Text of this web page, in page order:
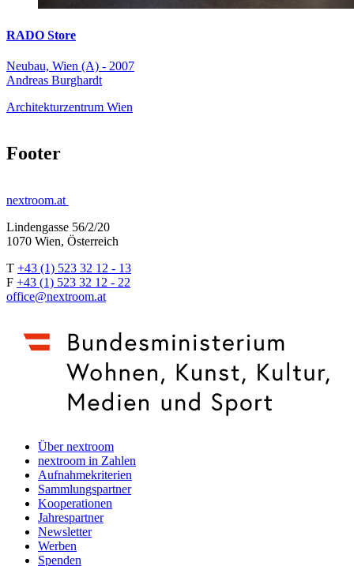
RADO Store
Neubau, Wien (A) - 2007
Andreas Burghardt
Architekturzentrum Wien
Footer
nextroom.at
Lindengasse 56/2/20
1070 Wien, Österreich
T +43 (1) 523 32 12 - 13
F +43 (1) 523 32 12 - 22
office@nextroom.at
Über nextroom
nextroom in Zahlen
Aufnahmekriterien
Sammlungspartner
Kooperationen
Jahrespartner
Newsletter
Werben
Spenden